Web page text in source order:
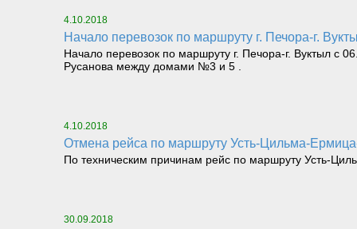
4.10.2018
Начало перевозок по маршруту г. Печора-г.
Начало перевозок по маршруту г. Печора-г. Вуктыл с
Русанова между домами №3 и 5 .
4.10.2018
Отмена рейса по маршруту Усть-Цильма-
По техническим причинам рейс по маршруту Усть-
30.09.2018